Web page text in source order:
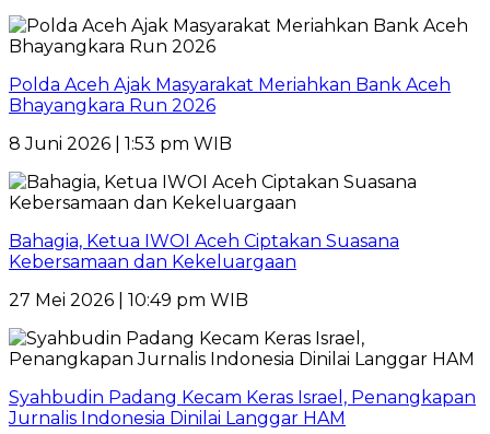
Polda Aceh Ajak Masyarakat Meriahkan Bank Aceh
Bhayangkara Run 2026
8 Juni 2026 | 1:53 pm WIB
Bahagia, Ketua IWOI Aceh Ciptakan Suasana
Kebersamaan dan Kekeluargaan
27 Mei 2026 | 10:49 pm WIB
Syahbudin Padang Kecam Keras Israel, Penangkapan
Jurnalis Indonesia Dinilai Langgar HAM